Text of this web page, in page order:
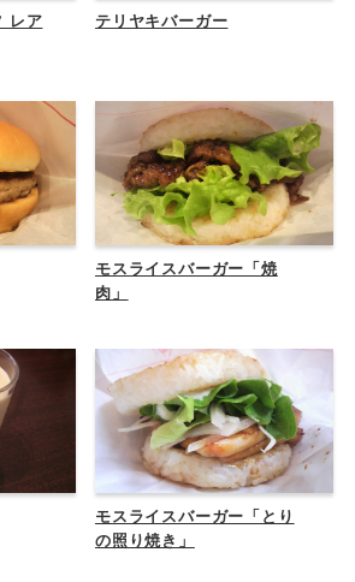
レア
テリヤキバーガー
モスライスバーガー「焼
肉」
モスライスバーガー「とり
の照り焼き」